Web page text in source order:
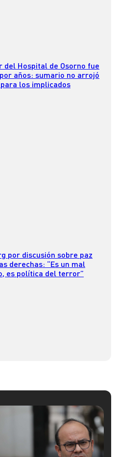
del Hospital de Osorno fue
años: sumario no arrojó
los implicados
por discusión sobre paz
derechas: “Es un mal
es política del terror”